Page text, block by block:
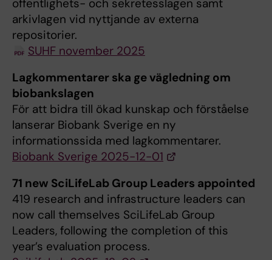
offentlighets- och sekretesslagen samt
arkivlagen vid nyttjande av externa
repositorier.
SUHF november 2025
Lagkommentarer ska ge vägledning om
biobankslagen
För att bidra till ökad kunskap och förståelse
lanserar Biobank Sverige en ny
informationssida med lagkommentarer.
Biobank Sverige 2025-12-01
71 new SciLifeLab Group Leaders appointed
419 research and infrastructure leaders can
now call themselves SciLifeLab Group
Leaders, following the completion of this
year’s evaluation process.